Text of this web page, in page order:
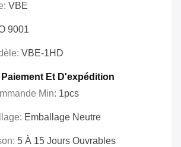
VBE
9001
VBE-1HD
Et D'expédition
Min: 1pcs
Emballage Neutre
5 À 15 Jours Ouvrables